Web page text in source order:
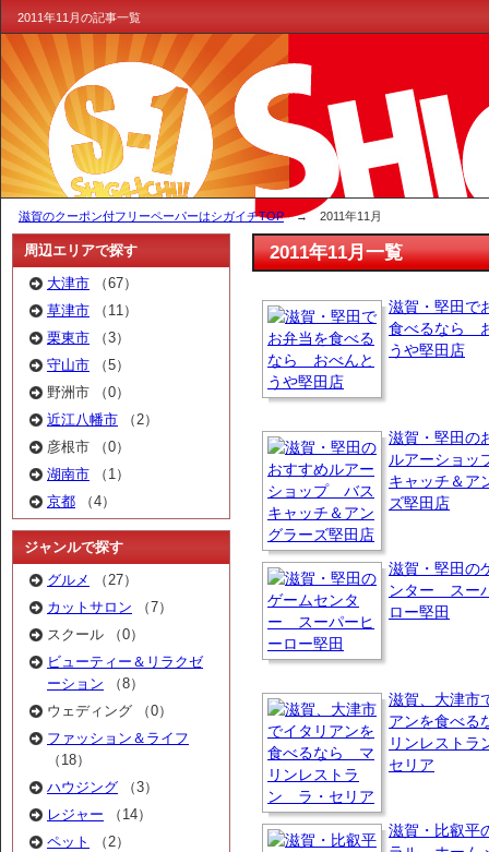
2011年11月の記事一覧
2011年11月一覧
滋賀・堅田で
食べるなら
うや堅田店
滋賀・堅田の
ルアーショ
キャッチ＆ア
ズ堅田店
滋賀・堅田の
ンター スー
ロー堅田
滋賀、大津市
アンを食べ
リンレスト
セリア
滋賀・比叡平
周辺エリアで探す
大津市 （67）
草津市 （11）
栗東市 （3）
守山市 （5）
野洲市 （0）
近江八幡市 （2）
彦根市 （0）
湖南市 （1）
京都 （4）
ジャンルで探す
グルメ
（27）
カットサロン （7）
スクール （0）
ビューティー＆リラクゼ
ーション （8）
ウェディング （0）
ファッション＆ライフ
（18）
ハウジング （3）
レジャー （14）
ペット
（2）
滋賀のクーポン付フリーペーパーはシガイチTOP→ 2011年11月